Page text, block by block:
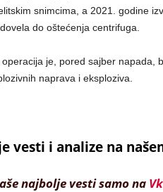
snimcima, a 2021. godine
do oštećenja centrifuga.
je, pored sajber napada,
naprava i eksploziva.
vesti i analize na
najbolje vesti samo na